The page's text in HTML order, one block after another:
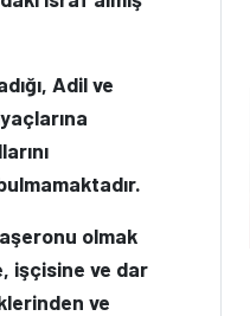
Adil ve
olmak
işçisine ve dar
ve